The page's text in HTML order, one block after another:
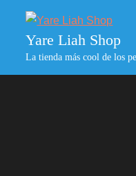
contentYare Liah Shop
La tienda más cool de los